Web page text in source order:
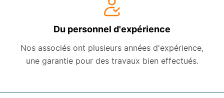
Du personnel d'expérience
Nos associés ont plusieurs années d'expérience,
une garantie pour des travaux bien effectués.